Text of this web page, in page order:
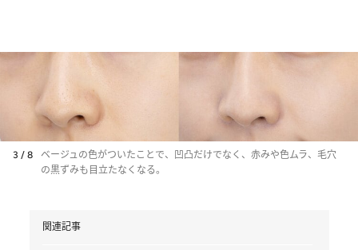
3 / 8
ベージュの色がついたことで、凹凸だけでなく、赤みや色ムラ、毛穴
の黒ずみも目立たなくなる。
関連記事